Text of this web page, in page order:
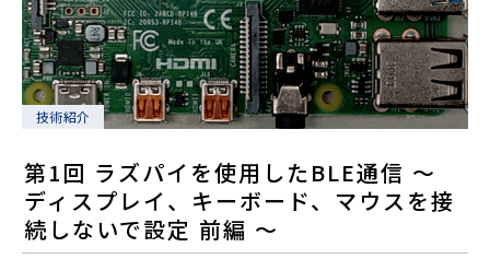
技術紹介
第1回 ラズパイを使用したBLE通信 ～
ディスプレイ、キーボード、マウスを接
続しないで設定 前編 ～